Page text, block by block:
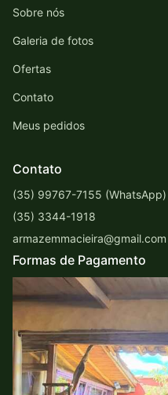
Sobre nós
Galeria de fotos
Ofertas
Contato
Meus pedidos
Contato
(35) 99767-7155 (WhatsApp)
(35) 3344-1918
armazemmacieira@gmail.com
Formas de Pagamento